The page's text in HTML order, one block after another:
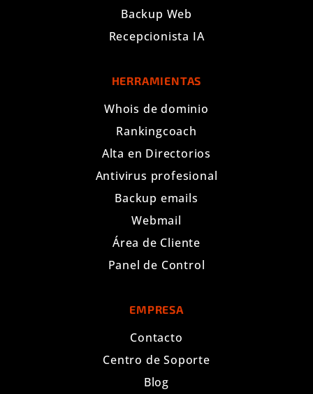
Backup Web
Recepcionista IA
HERRAMIENTAS
Whois de dominio
Rankingcoach
Alta en Directorios
Antivirus profesional
Backup emails
Webmail
Área de Cliente
Panel de Control
EMPRESA
Contacto
Centro de Soporte
Blog